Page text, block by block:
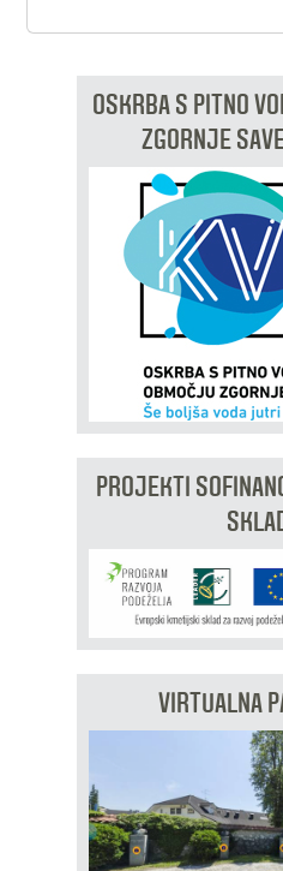
OSKRBA S PITNO
ZGORNJE
PROJEKTI
VIRTUALNA